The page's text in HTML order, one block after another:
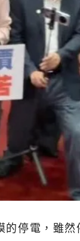
停電，雖